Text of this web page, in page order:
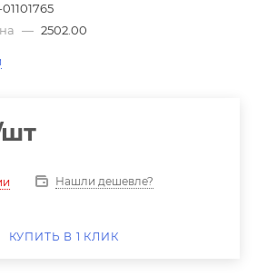
— 2502.00
Нашли дешевле?
КУПИТЬ В 1 КЛИК